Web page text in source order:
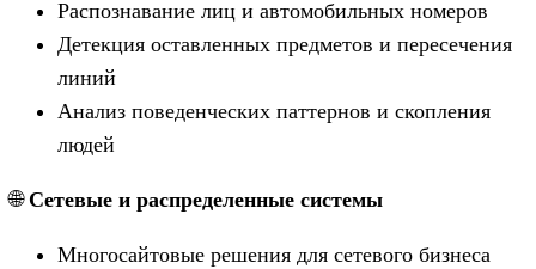
Распознавание лиц и автомобильных номеров
Детекция оставленных предметов и пересечения
линий
Анализ поведенческих паттернов и скопления
людей
🌐Сетевые и распределенные системы
Многосайтовые решения для сетевого бизнеса